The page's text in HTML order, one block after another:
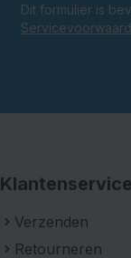
Dit formulier is
Klantenservice
Verzenden
Retourneren